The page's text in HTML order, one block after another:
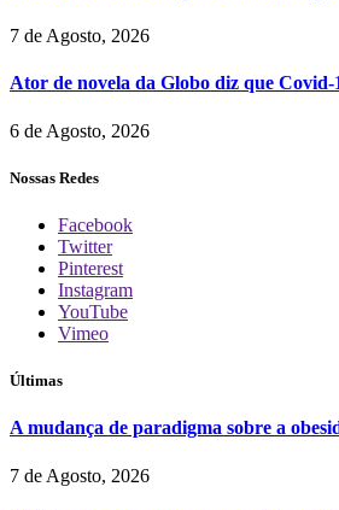
7 de Agosto, 2026
Ator de novela da Globo diz que Covid-
6 de Agosto, 2026
Nossas Redes
Facebook
Twitter
Pinterest
Instagram
YouTube
Vimeo
Últimas
A mudança de paradigma sobre a
7 de Agosto, 2026